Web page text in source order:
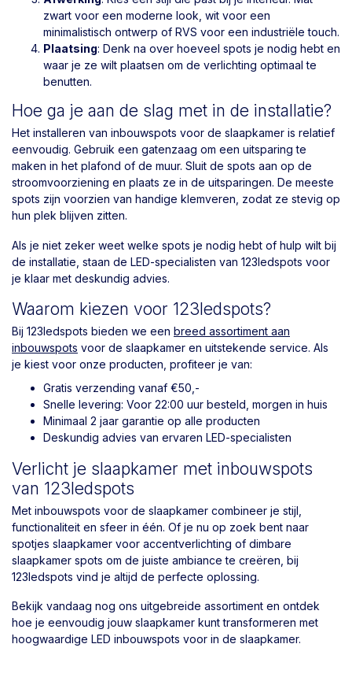
zwart voor een moderne look, wit voor een
minimalistisch ontwerp of RVS voor een industriële touch.
Plaatsing: Denk na over hoeveel spots je nodig hebt en
waar je ze wilt plaatsen om de verlichting optimaal te
benutten.
Hoe ga je aan de slag met in de installatie?
Het installeren van inbouwspots voor de slaapkamer is relatief
eenvoudig. Gebruik een gatenzaag om een uitsparing te
maken in het plafond of de muur. Sluit de spots aan op de
stroomvoorziening en plaats ze in de uitsparingen. De meeste
spots zijn voorzien van handige klemveren, zodat ze stevig op
hun plek blijven zitten.
Als je niet zeker weet welke spots je nodig hebt of hulp wilt bij
de installatie, staan de LED-specialisten van 123ledspots voor
je klaar met deskundig advies.
Waarom kiezen voor 123ledspots?
Bij 123ledspots bieden we een breed assortiment aan
inbouwspots voor de slaapkamer en uitstekende service. Als
je kiest voor onze producten, profiteer je van:
Gratis verzending vanaf €50,-
Snelle levering: Voor 22:00 uur besteld, morgen in huis
Minimaal 2 jaar garantie op alle producten
Deskundig advies van ervaren LED-specialisten
Verlicht je slaapkamer met inbouwspots
van 123ledspots
Met inbouwspots voor de slaapkamer combineer je stijl,
functionaliteit en sfeer in één. Of je nu op zoek bent naar
spotjes slaapkamer voor accentverlichting of dimbare
slaapkamer spots om de juiste ambiance te creëren, bij
123ledspots vind je altijd de perfecte oplossing.
Bekijk vandaag nog ons uitgebreide assortiment en ontdek
hoe je eenvoudig jouw slaapkamer kunt transformeren met
hoogwaardige LED inbouwspots voor in de slaapkamer.